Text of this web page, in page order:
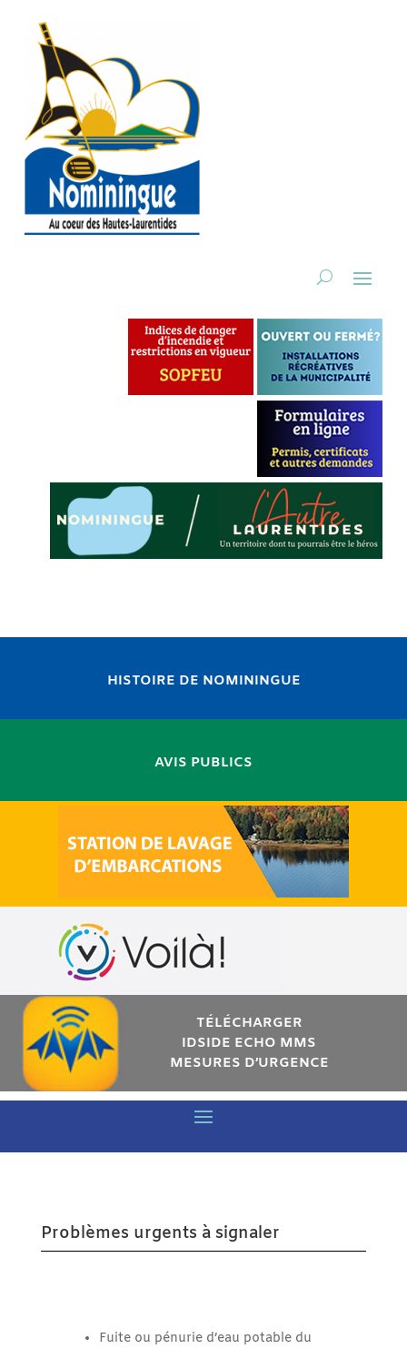
HISTOIRE DE NOMININGUE
AVIS PUBLICS
TÉLÉCHARGER
IDSIDE ECHO MMS
MESURES D’URGENCE
Problèmes urgents à signaler
Fuite ou pénurie d’eau potable du